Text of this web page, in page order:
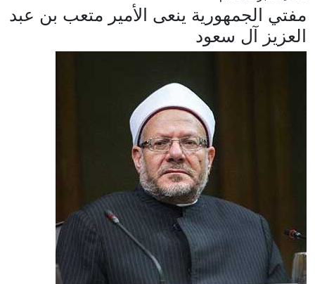
مفتي الجمهورية ينعى الأمير متعب بن عبد
العزيز آل سعود